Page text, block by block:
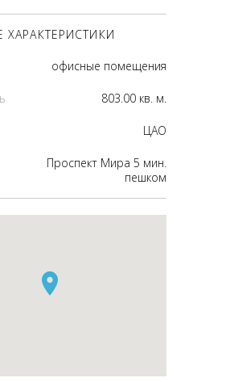
офисные помещения
803.00 кв. м.
ЦАО
Проспект Мира 5 мин.
пешком